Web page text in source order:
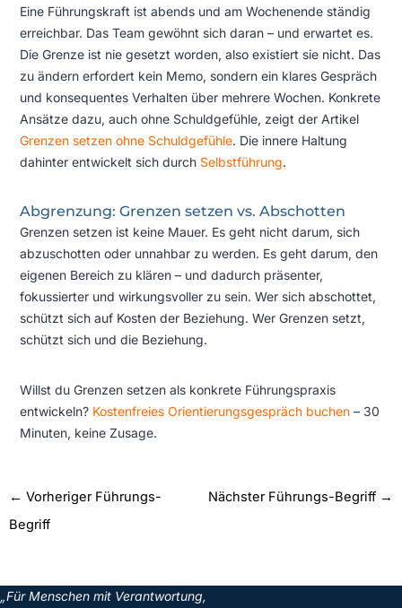
Eine Führungskraft ist abends und am Wochenende ständig
erreichbar. Das Team gewöhnt sich daran – und erwartet es.
Die Grenze ist nie gesetzt worden, also existiert sie nicht. Das
zu ändern erfordert kein Memo, sondern ein klares Gespräch
und konsequentes Verhalten über mehrere Wochen. Konkrete
Ansätze dazu, auch ohne Schuldgefühle, zeigt der Artikel
Grenzen setzen ohne Schuldgefühle. Die innere Haltung
dahinter entwickelt sich durch Selbstführung.
Abgrenzung: Grenzen setzen vs. Abschotten
Grenzen setzen ist keine Mauer. Es geht nicht darum, sich
abzuschotten oder unnahbar zu werden. Es geht darum, den
eigenen Bereich zu klären – und dadurch präsenter,
fokussierter und wirkungsvoller zu sein. Wer sich abschottet,
schützt sich auf Kosten der Beziehung. Wer Grenzen setzt,
schützt sich und die Beziehung.
Willst du Grenzen setzen als konkrete Führungspraxis
entwickeln? Kostenfreies Orientierungsgespräch buchen– 30
Minuten, keine Zusage.
← Vorheriger Führungs-
Begriff
Nächster Führungs-Begriff →
„Für Menschen mit Verantwortung,